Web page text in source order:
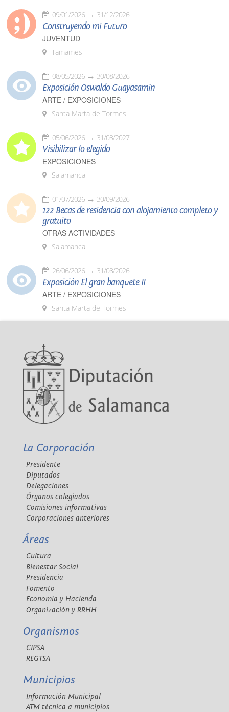
09/01/2026 31/12/2026
Construyendo mi Futuro
JUVENTUD
Tamames
08/05/2026 30/08/2026
Exposición Oswaldo Guayasamín
ARTE / EXPOSICIONES
Santa Marta de Tormes
05/06/2026 31/03/2027
Visibilizar lo elegido
EXPOSICIONES
Salamanca
01/07/2026 30/09/2026
122 Becas de residencia con alojamiento completo y
gratuito
OTRAS ACTIVIDADES
Salamanca
26/06/2026 31/08/2026
Exposición El gran banquete II
ARTE / EXPOSICIONES
Santa Marta de Tormes
La Corporación
Presidente
Diputados
Delegaciones
Órganos colegiados
Comisiones informativas
Corporaciones anteriores
Áreas
Cultura
Bienestar Social
Presidencia
Fomento
Economía y Hacienda
Organización y RRHH
Organismos
CIPSA
REGTSA
Municipios
Información Municipal
ATM técnica a municipios